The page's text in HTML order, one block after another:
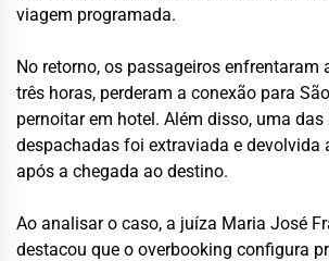
viagem programada.
No retorno, os passageiros enfrentaram
três horas, perderam a conexão para
pernoitar em hotel. Além disso, uma das
despachadas foi extraviada e devolvida
após a chegada ao destino.
Ao analisar o caso, a juíza Maria José
destacou que o overbooking configura